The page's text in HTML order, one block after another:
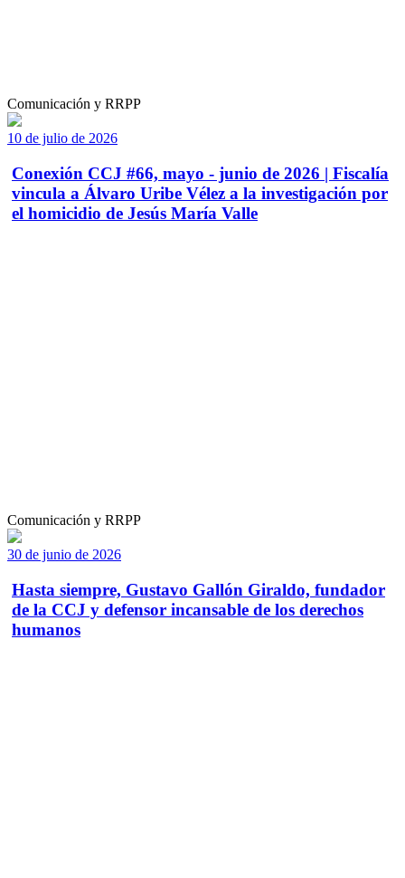
Comunicación y RRPP
10 de julio de 2026
Conexión CCJ #66, mayo - junio de 2026 | Fiscalía
vincula a Álvaro Uribe Vélez a la investigación por
el homicidio de Jesús María Valle
Comunicación y RRPP
30 de junio de 2026
Hasta siempre, Gustavo Gallón Giraldo, fundador
de la CCJ y defensor incansable de los derechos
humanos